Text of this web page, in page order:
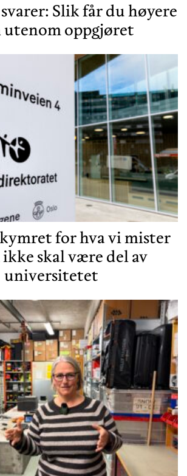
Slik får du høyere
oppgjøret
for hva vi mister
skal være del av
universitetet